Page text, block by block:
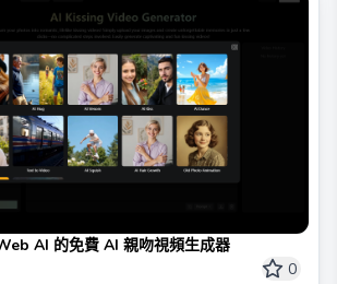
AI 的免費 AI 親吻視頻生成器
0